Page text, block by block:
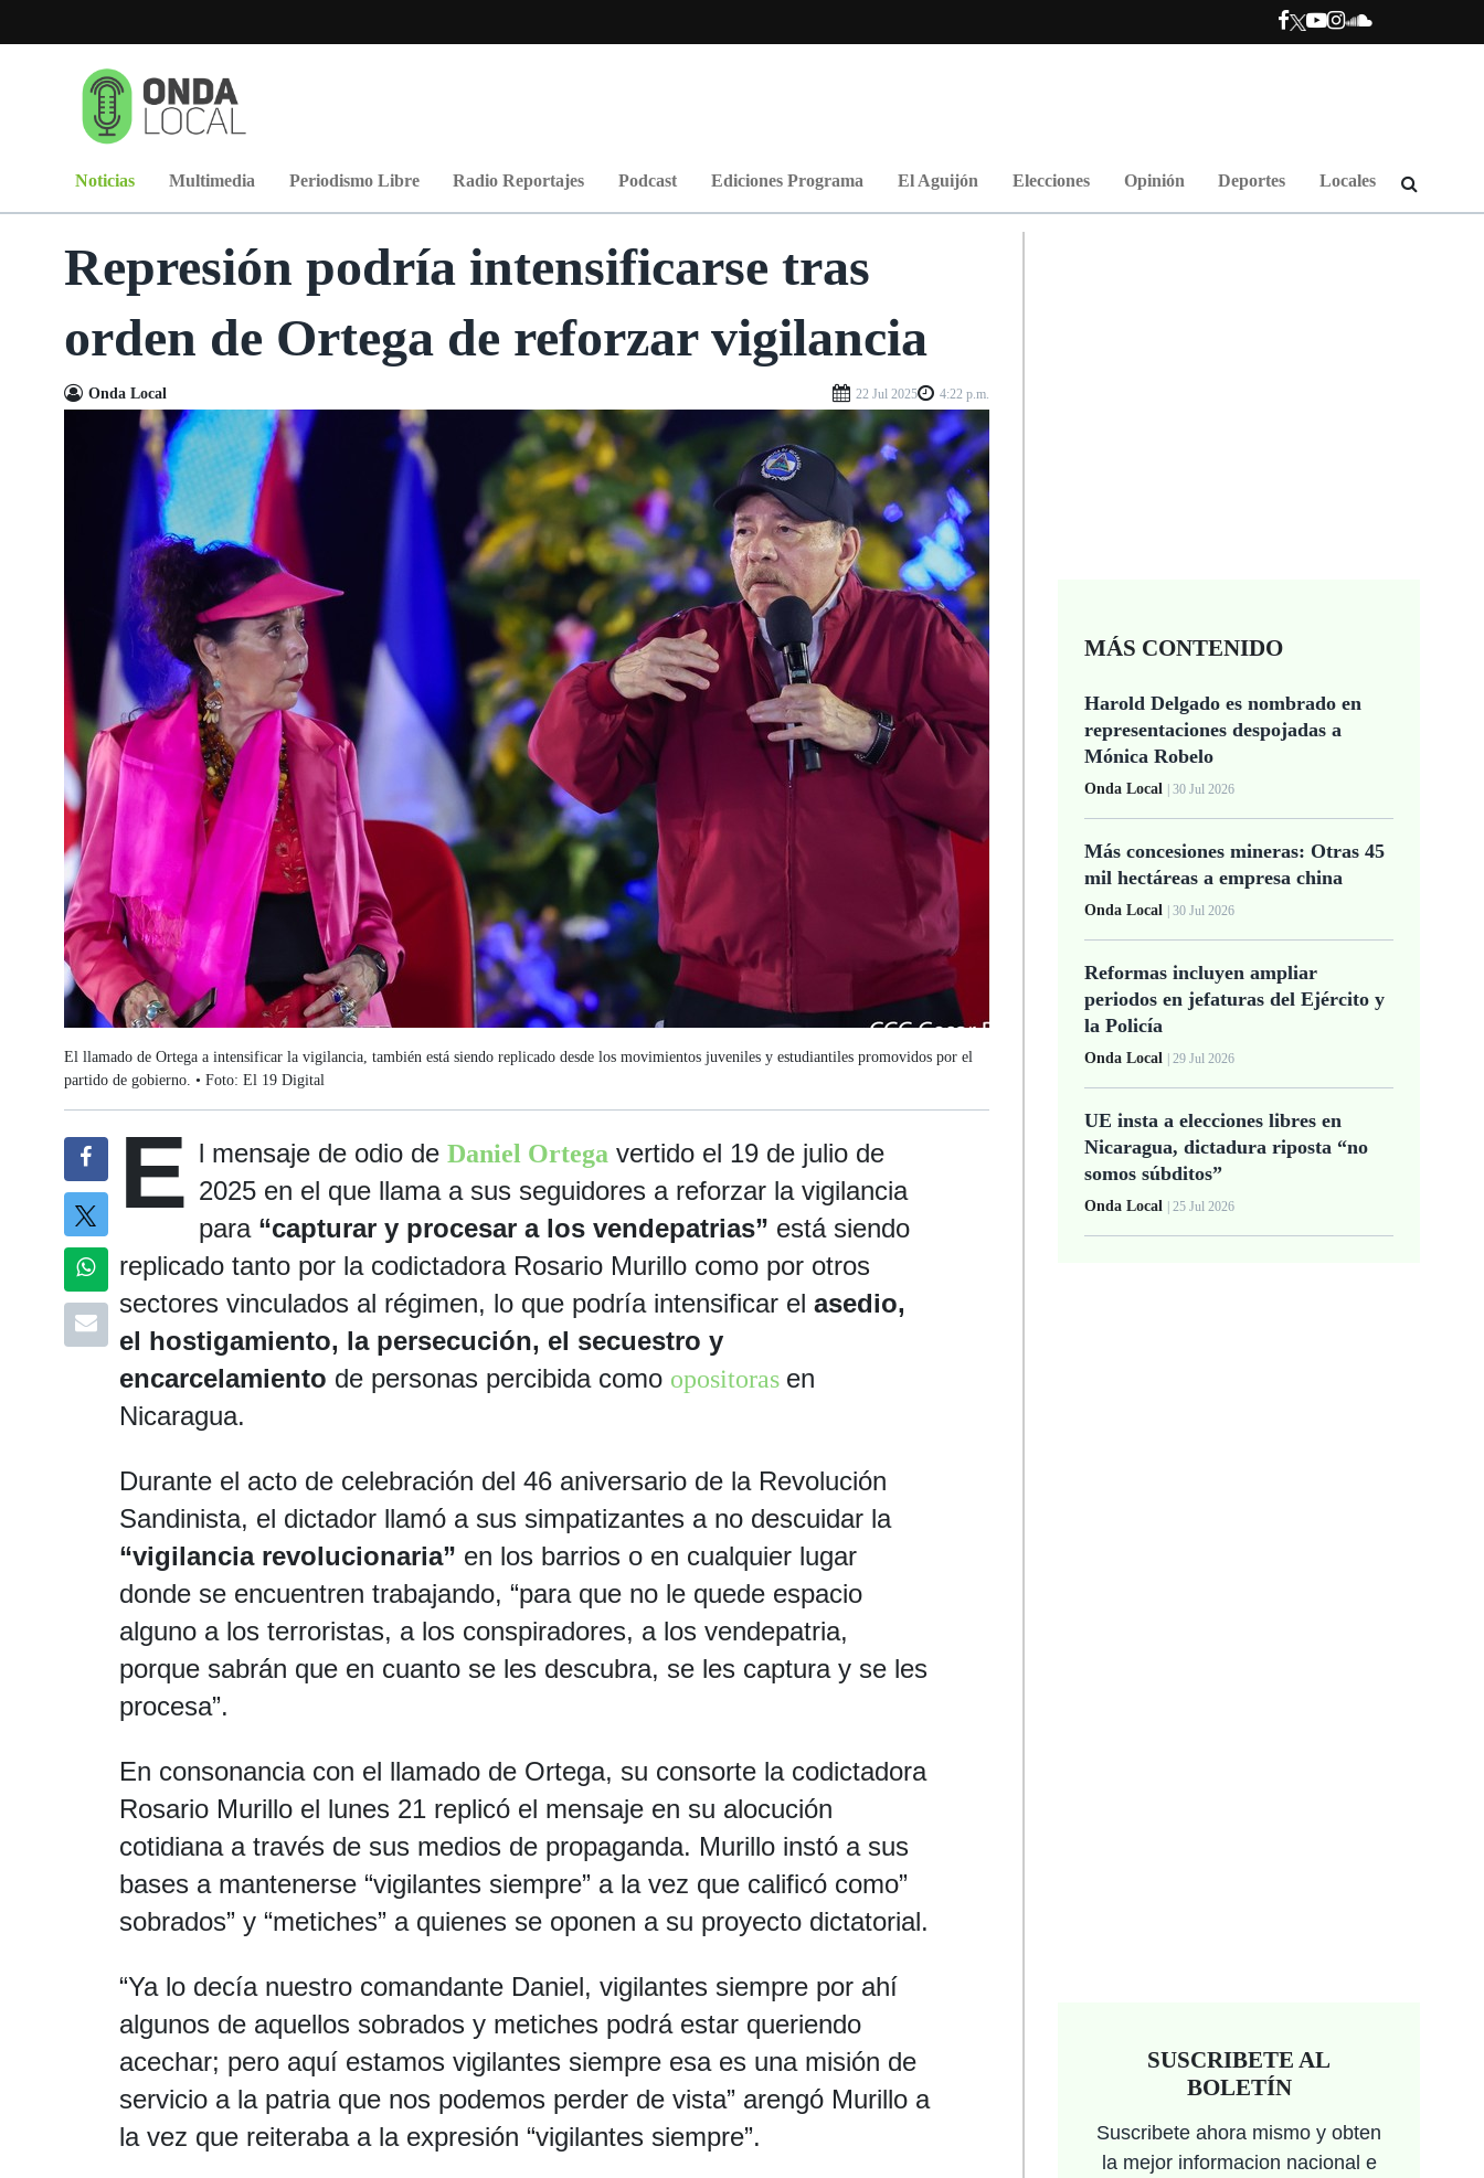
Noticias Multimedia Periodismo Libre Radio Reportajes Podcast Ediciones Programa El Aguijón Elecciones Opinión Deportes Locales
Represión podría intensificarse tras
orden de Ortega de reforzar vigilancia
Onda Local 22 Jul 2025 4:22 p.m.
El llamado de Ortega a intensificar la vigilancia, también está siendo replicado desde los movimientos juveniles y estudiantiles promovidos por el
partido de gobierno. • Foto: El 19 Digital
E l mensaje de odio de Daniel Ortega vertido el 19 de julio de
2025 en el que llama a sus seguidores a reforzar la vigilancia
para “capturar y procesar a los vendepatrias” está siendo
replicado tanto por la codictadora Rosario Murillo como por otros
sectores vinculados al régimen, lo que podría intensificar el asedio,
el hostigamiento, la persecución, el secuestro y
encarcelamiento de personas percibida como opositoras en
Nicaragua.
Durante el acto de celebración del 46 aniversario de la Revolución
Sandinista, el dictador llamó a sus simpatizantes a no descuidar la
“vigilancia revolucionaria” en los barrios o en cualquier lugar
donde se encuentren trabajando, “para que no le quede espacio
alguno a los terroristas, a los conspiradores, a los vendepatria,
porque sabrán que en cuanto se les descubra, se les captura y se les
procesa”.
En consonancia con el llamado de Ortega, su consorte la codictadora
Rosario Murillo el lunes 21 replicó el mensaje en su alocución
cotidiana a través de sus medios de propaganda. Murillo instó a sus
bases a mantenerse “vigilantes siempre” a la vez que calificó como”
sobrados” y “metiches” a quienes se oponen a su proyecto dictatorial.
“Ya lo decía nuestro comandante Daniel, vigilantes siempre por ahí
algunos de aquellos sobrados y metiches podrá estar queriendo
acechar; pero aquí estamos vigilantes siempre esa es una misión de
servicio a la patria que nos podemos perder de vista” arengó Murillo a
la vez que reiteraba a la expresión “vigilantes siempre”.
MÁS CONTENIDO
Harold Delgado es nombrado en
representaciones despojadas a
Mónica Robelo
Onda Local | 30 Jul 2026
Más concesiones mineras: Otras 45
mil hectáreas a empresa china
Onda Local | 30 Jul 2026
Reformas incluyen ampliar
periodos en jefaturas del Ejército y
la Policía
Onda Local | 29 Jul 2026
UE insta a elecciones libres en
Nicaragua, dictadura riposta “no
somos súbditos”
Onda Local | 25 Jul 2026
SUSCRIBETE AL
BOLETÍN
Suscribete ahora mismo y obten
la mejor informacion nacional e